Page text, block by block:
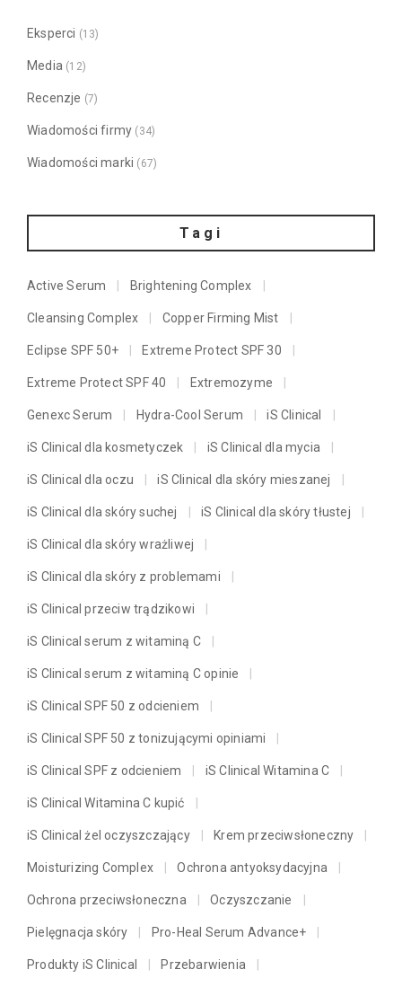
Eksperci (13)
Media (12)
Recenzje (7)
Wiadomości firmy (34)
Wiadomości marki (67)
Tagi
Active Serum Brightening Complex
Cleansing Complex Copper Firming Mist
Eclipse SPF 50+ Extreme Protect SPF 30
Extreme Protect SPF 40 Extremozyme
Genexc Serum Hydra-Cool Serum iS Clinical
iS Clinical dla kosmetyczek iS Clinical dla mycia
iS Clinical dla oczu iS Clinical dla skóry mieszanej
iS Clinical dla skóry suchej iS Clinical dla skóry tłustej
iS Clinical dla skóry wrażliwej
iS Clinical dla skóry z problemami
iS Clinical przeciw trądzikowi
iS Clinical serum z witaminą C
iS Clinical serum z witaminą C opinie
iS Clinical SPF 50 z odcieniem
iS Clinical SPF 50 z tonizującymi opiniami
iS Clinical SPF z odcieniem iS Clinical Witamina C
iS Clinical Witamina C kupić
iS Clinical żel oczyszczający Krem przeciwsłoneczny
Moisturizing Complex Ochrona antyoksydacyjna
Ochrona przeciwsłoneczna Oczyszczanie
Pielęgnacja skóry Pro-Heal Serum Advance+
Produkty iS Clinical Przebarwienia